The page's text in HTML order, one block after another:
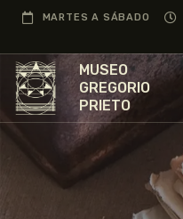
MARTES A SÁBADO
MUSEO
GREGORIO
PRIETO